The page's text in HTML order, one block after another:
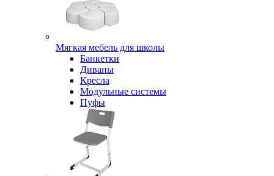
Мягкая мебель для школы
Банкетки
Диваны
Кресла
Модульные системы
Пуфы